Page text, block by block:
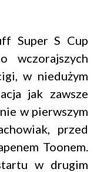
Super S Cup
wczorajszych
w niedużym
jak zawsze
w pierwszym
przed
Toonem.
w drugim